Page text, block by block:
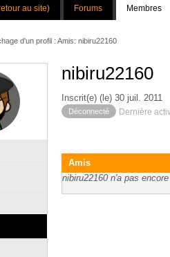
au site) Forums Membres
d'un profil : Amis: nibiru22160
nibiru22160
Inscrit(e) (le) 30 juil. 2011
Déconnecté Dernière
Amis
nibiru22160 n'a pas